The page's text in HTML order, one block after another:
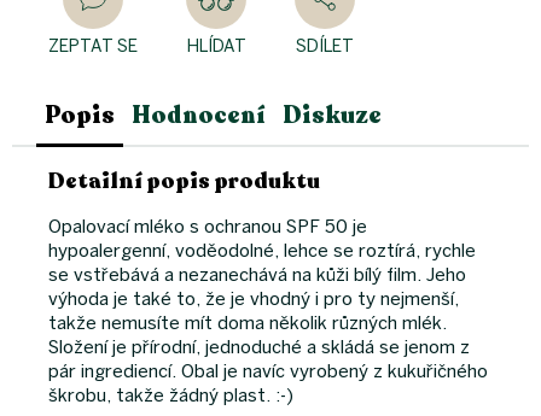
ZEPTAT SE HLÍDAT SDÍLET
Popis Hodnocení Diskuze
Detailní popis produktu
Opalovací mléko s ochranou SPF 50 je
hypoalergenní, voděodolné, lehce se roztírá, rychle
se vstřebává a nezanechává na kůži bílý film. Jeho
výhoda je také to, že je vhodný i pro ty nejmenší,
takže nemusíte mít doma několik různých mlék.
Složení je přírodní, jednoduché a skládá se jenom z
pár ingrediencí. Obal je navíc vyrobený z kukuřičného
škrobu, takže žádný plast. :-)